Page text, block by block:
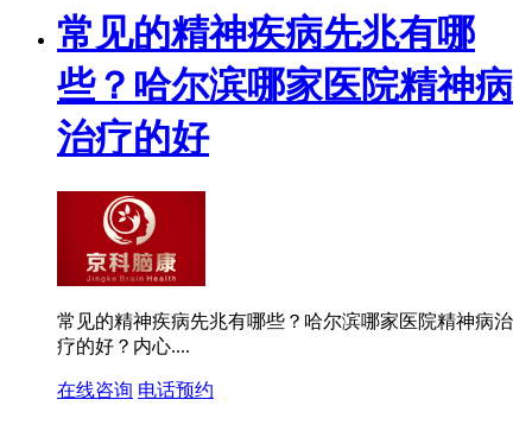
常见的精神疾病先兆有哪
些？哈尔滨哪家医院精神病
治疗的好
常见的精神疾病先兆有哪些？哈尔滨哪家医院精神病治
疗的好？内心....
在线咨询 电话预约